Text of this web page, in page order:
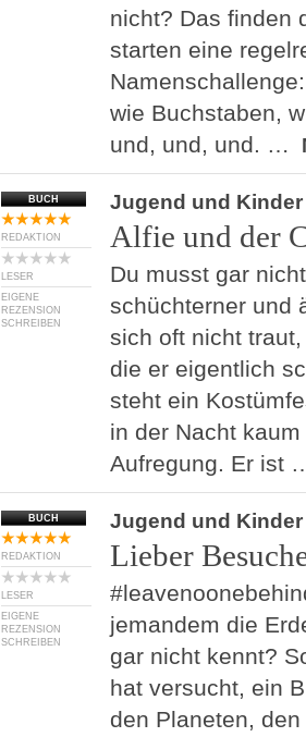
nicht? Das finden
starten eine
wie Buchstaben,
und, und, und. …
BUCH
REDAKTION
LESER
EIGENE
REZENSION
SCHREIBEN
Jugend und Kinder
Alfie und der
Du musst gar
schüchterner und
sich oft nicht
die er eigentlich
steht ein
in der Nacht
Aufregung. Er ist
BUCH
REDAKTION
LESER
EIGENE
REZENSION
SCHREIBEN
Jugend und Kinder
Lieber
jemandem die
gar nicht kennt?
hat versucht, ein
den Planeten,